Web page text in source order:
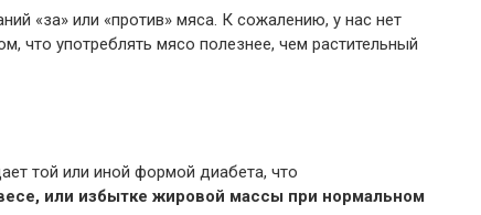
«за» или «против» мяса. К сожалению, у нас нет
что употреблять мясо полезнее, чем растительный
той или иной формой диабета, что
или избытке жировой массы при нормальном